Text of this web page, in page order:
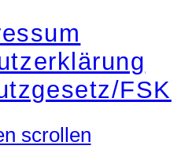
FSK
scrollen